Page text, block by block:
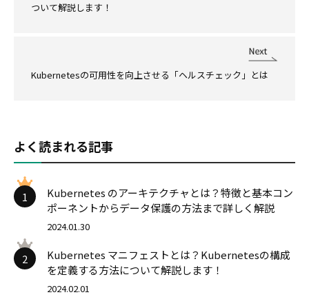
ついて解説します！
Kubernetesの可用性を向上させる「ヘルスチェック」とは
よく読まれる記事
1
Kubernetes のアーキテクチャとは？特徴と基本コン
ポーネントからデータ保護の方法まで詳しく解説
2024.01.30
2
Kubernetes マニフェストとは？Kubernetesの構成
を定義する方法について解説します！
2024.02.01